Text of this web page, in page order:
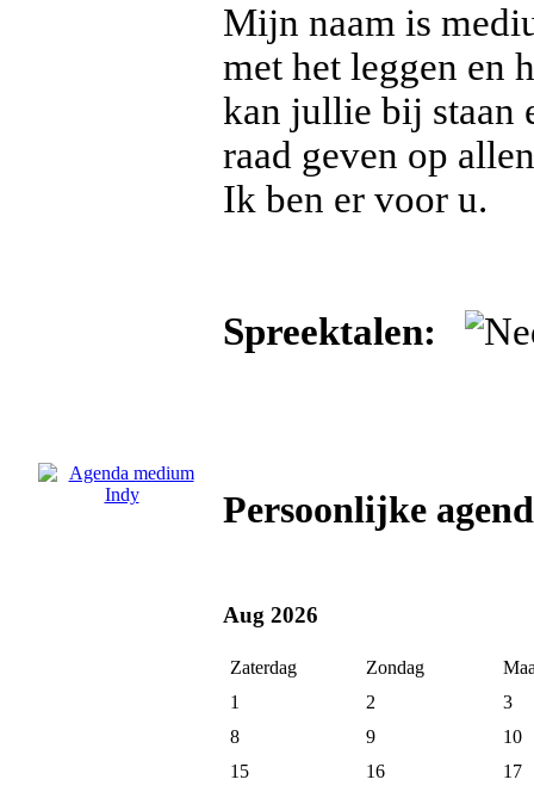
Mijn naam is
met het leggen en
kan jullie bij staan
raad geven op
Ik ben er voor u.
Spreektalen:
Persoonlijke
Aug 2026
Zaterdag Zondag
1
2
3
8
9
10
15
16
17